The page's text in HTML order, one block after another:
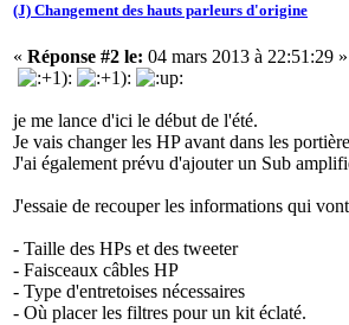
(J) Changement des hauts parleurs d'origine
« Réponse #2 le: 04 mars 2013 à 22:51:29 »
je me lance d'ici le début de l'été.
Je vais changer les HP avant dans les
J'ai également prévu d'ajouter un Sub
J'essaie de recouper les informations qui
- Taille des HPs et des tweeter
- Faisceaux câbles HP
- Type d'entretoises nécessaires
- Où placer les filtres pour un kit éclaté.